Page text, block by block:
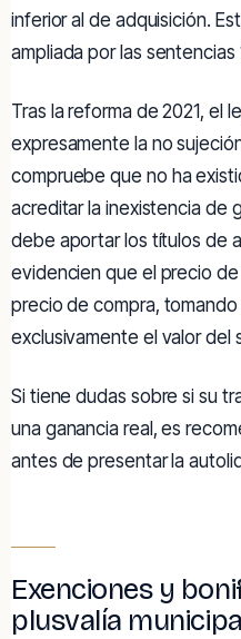
inferior al de adquisición.
ampliada por las sentencias
Tras la reforma de 2021, el
expresamente la no
compruebe que no ha
acreditar la inexistencia de
debe aportar los títulos de
evidencien que el precio
precio de compra,
exclusivamente el valor del
Si tiene dudas sobre si su
una ganancia real, es
antes de presentar la
Exenciones y
plusvalía